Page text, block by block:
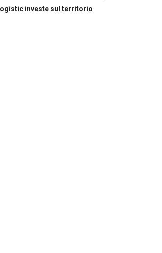
investe sul territorio